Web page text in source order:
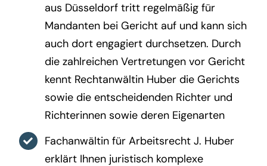
aus Düsseldorf tritt regelmäßig für
Mandanten bei Gericht auf und kann sich
auch dort engagiert durchsetzen. Durch
die zahlreichen Vertretungen vor Gericht
kennt Rechtanwältin Huber die Gerichts
sowie die entscheidenden Richter und
Richterinnen sowie deren Eigenarten
Fachanwältin für Arbeitsrecht J. Huber
erklärt Ihnen juristisch komplexe